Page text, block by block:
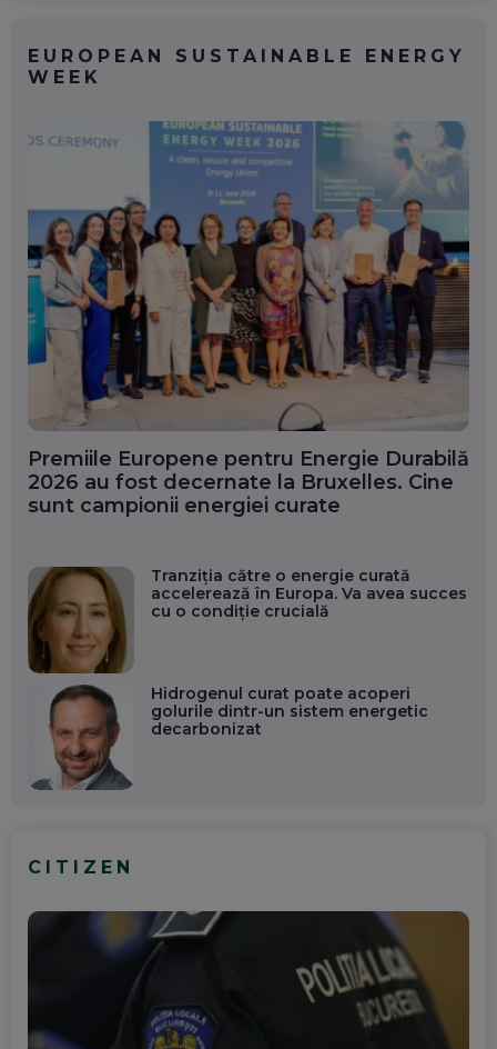
EUROPEAN SUSTAINABLE ENERGY
WEEK
Premiile Europene pentru Energie Durabilă
2026 au fost decernate la Bruxelles. Cine
sunt campionii energiei curate
Tranziția către o energie curată
accelerează în Europa. Va avea succes
cu o condiție crucială
Hidrogenul curat poate acoperi
golurile dintr-un sistem energetic
decarbonizat
CITIZEN